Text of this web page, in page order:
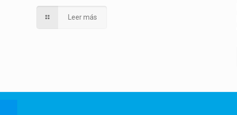
Leer más